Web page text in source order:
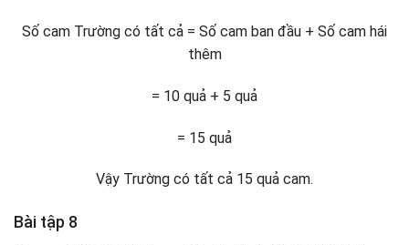
Số cam Trường có tất cả = Số cam ban đầu + Số cam hái
thêm
= 10 quả + 5 quả
= 15 quả
Vậy Trường có tất cả 15 quả cam.
Bài tập 8